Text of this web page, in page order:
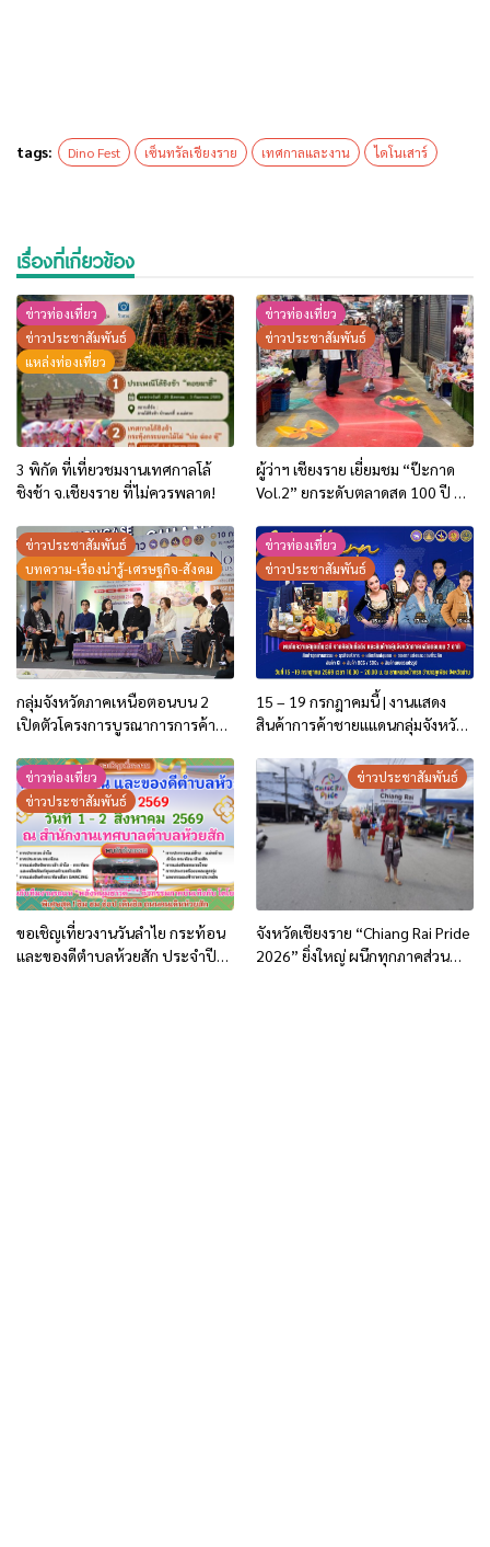
tags: Dino Fest เซ็นทรัลเชียงราย เทศกาลและงาน ไดโนเสาร์
เรื่องที่เกี่ยวข้อง
ข่าวท่องเที่ยว
ข่าวประชาสัมพันธ์
แหล่งท่องเที่ยว
3 พิกัด ที่เที่ยวชมงานเทศกาลโล้
ชิงช้า จ.เชียงราย ที่ไม่ควรพลาด!
ข่าวท่องเที่ยว
ข่าวประชาสัมพันธ์
ผู้ว่าฯ เชียงราย เยี่ยมชม “ป๊ะกาด
Vol.2” ยกระดับตลาดสด 100 ปี สู่
เศรษฐกิจสร้างสรรค์และการท่อง
เที่ยวของเมือง
ข่าวประชาสัมพันธ์
บทความ-เรื่องน่ารู้-เศรษฐกิจ-สังคม
กลุ่มจังหวัดภาคเหนือตอนบน 2
เปิดตัวโครงการบูรณาการการค้า
กระตุ้นการใช้จ่ายของประชาชน
และนักท่องเที่ยว
ข่าวท่องเที่ยว
ข่าวประชาสัมพันธ์
15 – 19 กรกฎาคมนี้ | งานแสดง
สินค้าการค้าชายแแดนกลุ่มจังหวัด
ข่าวท่องเที่ยว
ข่าวประชาสัมพันธ์
ขอเชิญเที่ยวงานวันลำไย กระท้อน
และของดีตำบลห้วยสัก ประจำปี
ข่าวประชาสัมพันธ์
จังหวัดเชียงราย “Chiang Rai Pride
2026” ยิ่งใหญ่ ผนึกทุกภาคส่วน